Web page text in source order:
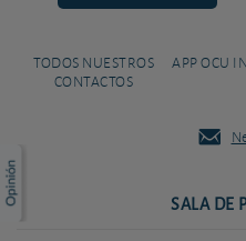
TODOS NUESTROS
CONTACTOS
APP OCU
SALA DE